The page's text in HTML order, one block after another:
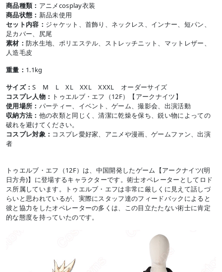
商品種類： アニメcosplay衣装
商品状態： 新品未使用
セット内容： ジャケット、首飾り、ネックレス、インナー、短パン、
足カバー、尻尾
素材： 防水生地、ポリエステル、ストレッチニット、マットレザー、
人造毛皮
重量： 1.1kg
サイズ：S M L XL XXL XXXL オーダーサイズ
コスプレ人物： トゥエルブ・エフ（12F）【アークナイツ】
使用場所： パーティー、イベント、ゲーム、撮影会、出演活動
収納方法： 他の衣類と同じく、清潔に乾燥を保ち、鋭い物によっての
破れを避けてください。
コスプレ対象： コスプレ愛好家、アニメや漫画、ゲームファン、出演
者
トゥエルブ・エフ（12F）は、中国開発したゲーム【アークナイツ(明
日方舟)】に登場するキャラクターです。術士オペレーターとしてロド
ス所属しています。トゥエルブ・エフは非常に厳しくに見えて話しづ
らいと思われているが、実際にスタッフ達のフィードバックによると
彼と協力をしたオペレーターの多くは、この目立たたない術士に肯定
的な態度を持っていたのです。